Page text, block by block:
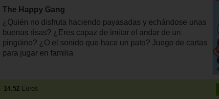
The Happy Gang
¿Quién no disfruta haciendo payasadas y echándose unas
buenas risas? ¿Eres capaz de imitar el andar de un
pingüino? ¿O el sonido que hace un pato? Juego de cartas
para jugar en familia
14.52 Euros